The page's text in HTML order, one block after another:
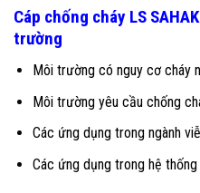
Cáp chống cháy LS
trường
Môi trường có nguy cơ cháy
Môi trường yêu cầu chống
Các ứng dụng trong ngành
Các ứng dụng trong hệ